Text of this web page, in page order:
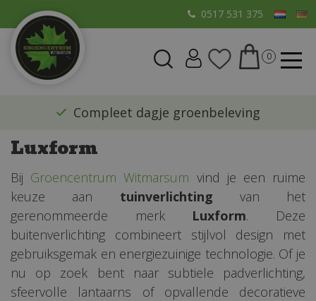
a
0517 531 375
​Compleet dagje groenbeleving
Luxform
Bij Groencentrum Witmarsum vind je een ruime
keuze aan tuinverlichting van het
gerenommeerde merk Luxform. Deze
buitenverlichting combineert stijlvol design met
gebruiksgemak en energiezuinige technologie. Of je
nu op zoek bent naar subtiele padverlichting,
sfeervolle lantaarns of opvallende decoratieve